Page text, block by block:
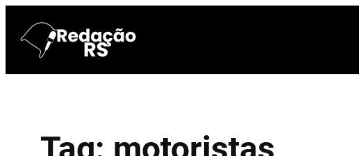
para
conteúdo